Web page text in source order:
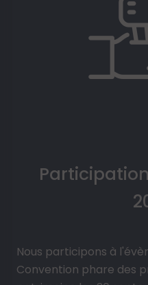
Nous participons à
Convention phare des